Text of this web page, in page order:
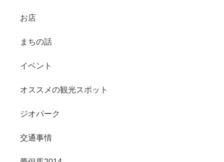
お店
まちの話
イベント
オススメの観光スポット
ジオパーク
交通事情